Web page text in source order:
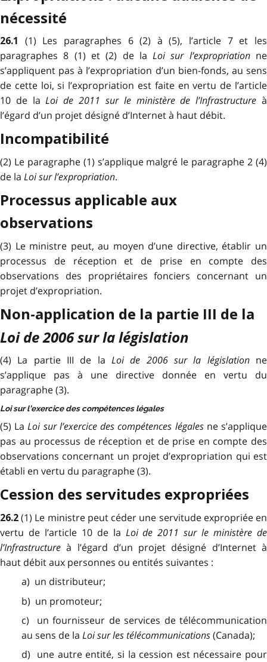
nécessité
26.1 (1) Les paragraphes 6 (2) à (5), l’article 7 et les
paragraphes 8 (1) et (2) de laLoi sur l’expropriationne
s’appliquent pas à l’expropriation d’un bien-fonds, au sens
de cette loi, si l’expropriation est faite en vertu de l’article
10 de laLoi de 2011 sur le ministère de l’Infrastructure à
l’égard d’un projet désigné d’Internet à haut débit.
Incompatibilité
(2) Le paragraphe (1) s’applique malgré le paragraphe 2 (4)
de la Loi sur l’expropriation.
Processus applicable aux
observations
(3) Le ministre peut, au moyen d’une directive, établir un
processus de réception et de prise en compte des
observations des propriétaires fonciers concernant un
projet d’expropriation.
Non-application de la partie III de la
Loi de 2006 sur la législation
(4) La partie III de la Loi de 2006 sur la législationne
s’applique pas à une directive donnée en vertu du
paragraphe (3).
Loi sur l’exercice des compétences légales
(5) LaLoi sur l’exercice des compétences légalesne s’applique
pas au processus de réception et de prise en compte des
observations concernant un projet d’expropriation qui est
établi en vertu du paragraphe (3).
Cession des servitudes expropriées
26.2(1) Le ministre peut céder une servitude expropriée en
vertu de l’article 10 de la Loi de 2011 sur le ministère de
l’Infrastructure à l’égard d’un projet désigné d’Internet à
haut débit aux personnes ou entités suivantes :
a) un distributeur;
b) un promoteur;
c) un fournisseur de services de télécommunication
au sens de la Loi sur les télécommunications(Canada);
d) une autre entité, si la cession est nécessaire pour